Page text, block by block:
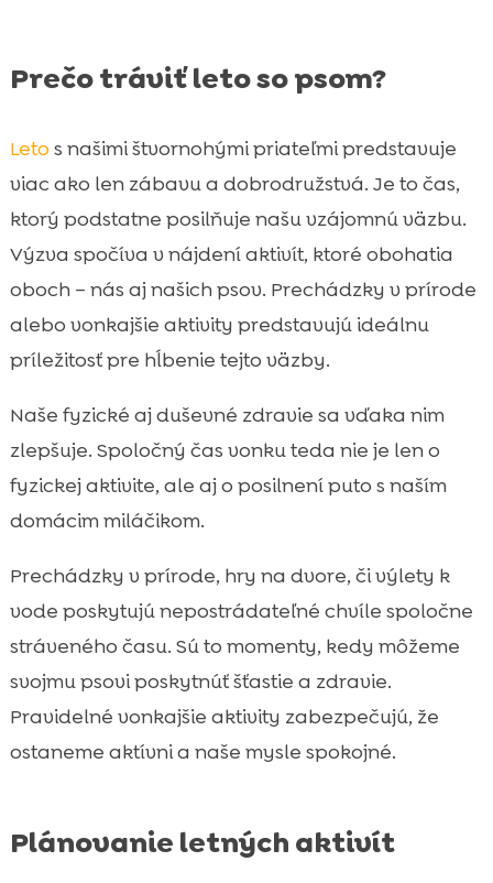
Prečo tráviť leto so psom?
Leto s našimi štvornohými priateľmi predstavuje
viac ako len zábavu a dobrodružstvá. Je to čas,
ktorý podstatne posilňuje našu vzájomnú väzbu.
Výzva spočíva v nájdení aktivít, ktoré obohatia
oboch – nás aj našich psov. Prechádzky v prírode
alebo vonkajšie aktivity predstavujú ideálnu
príležitosť pre hĺbenie tejto väzby.
Naše fyzické aj duševné zdravie sa vďaka nim
zlepšuje. Spoločný čas vonku teda nie je len o
fyzickej aktivite, ale aj o posilnení puto s naším
domácim miláčikom.
Prechádzky v prírode, hry na dvore, či výlety k
vode poskytujú nepostrádateľné chvíle spoločne
stráveného času. Sú to momenty, kedy môžeme
svojmu psovi poskytnúť šťastie a zdravie.
Pravidelné vonkajšie aktivity zabezpečujú, že
ostaneme aktívni a naše mysle spokojné.
Plánovanie letných aktivít